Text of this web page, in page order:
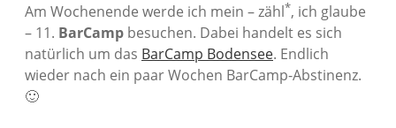
Am Wochenende werde ich mein – zähl*, ich glaube
– 11. BarCamp besuchen. Dabei handelt es sich
natürlich um das BarCamp Bodensee. Endlich
wieder nach ein paar Wochen BarCamp-Abstinenz.
🙂